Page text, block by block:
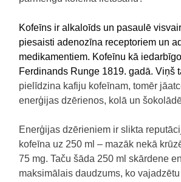
Kofeīns ir alkaloīds un pasaulē
piesaisti adenozīna receptoriem un
medikamentiem. Kofeīnu kā
Ferdinands Runge 1819. gadā. Viņš
pielīdzina kafiju kofeīnam, tomēr
enerģijas dzērienos, kolā un
Enerģijas dzērieniem ir slikta
kofeīna uz 250 ml – mazāk nekā
75 mg. Taču šāda 250 ml skārdene
maksimālais daudzums, ko